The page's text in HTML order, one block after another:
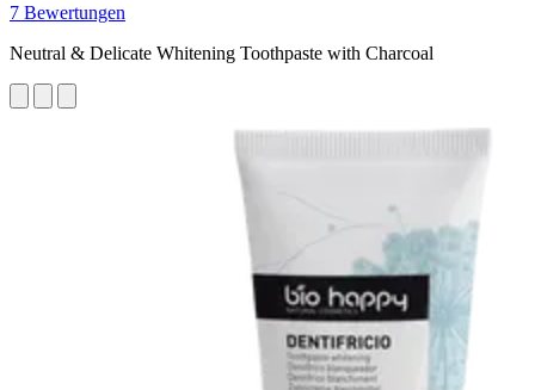
7 Bewertungen
Neutral & Delicate Whitening Toothpaste with Charcoal